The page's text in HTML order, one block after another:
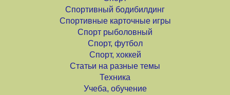
Спортивный бодибилдинг
Спортивные карточные игры
Спорт рыболовный
Спорт, футбол
Спорт, хоккей
Статьи на разные темы
Техника
Учеба, обучение